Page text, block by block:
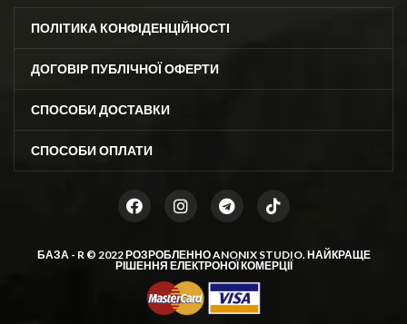
ПОЛІТИКА КОНФІДЕНЦІЙНОСТІ
ДОГОВІР ПУБЛІЧНОЇ ОФЕРТИ
СПОСОБИ ДОСТАВКИ
СПОСОБИ ОПЛАТИ
БАЗА - R © 2022 РОЗРОБЛЕННОANONIX STUDIO. НАЙКРАЩЕ
РІШЕННЯ ЕЛЕКТРОНОЇ КОМЕРЦІЇ